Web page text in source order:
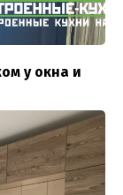
у окна и